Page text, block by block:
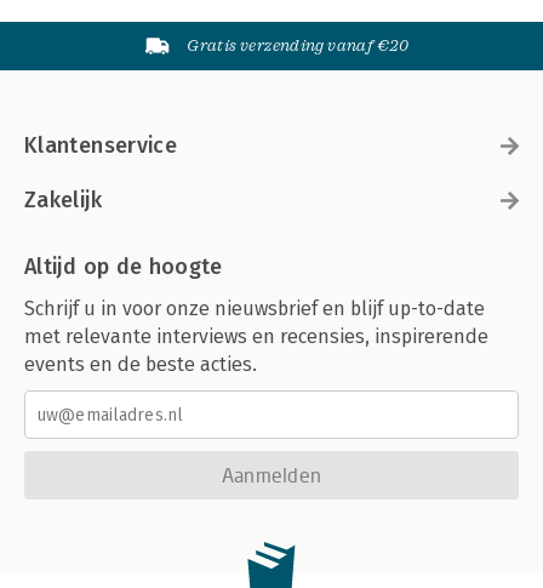
Gratis verzending vanaf €20
Klantenservice
Zakelijk
Altijd op de hoogte
Schrijf u in voor onze nieuwsbrief en blijf up-to-date
met relevante interviews en recensies, inspirerende
events en de beste acties.
Aanmelden